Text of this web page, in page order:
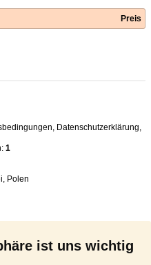
ist uns wichtig
Preis
, Datenschutzerklärung,
1
, Polen